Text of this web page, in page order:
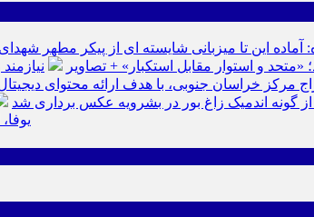
آماده این تا میزبانی شایسته ای از پیکر مطهر
خراسان جنوبی، با هدف ارائه محتوای دیجیتال
از گونه اندمیک زاغ بور در بشرویه عکس برداری شد